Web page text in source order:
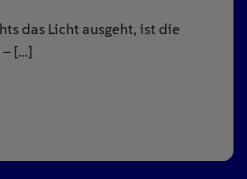
das Licht ausgeht, ist die
– […]